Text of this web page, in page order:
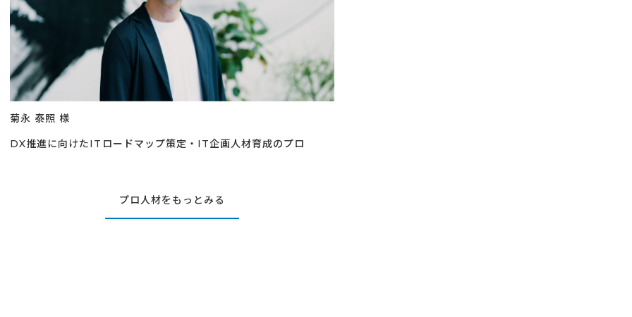
菊永 泰照 様
DX推進に向けたITロードマップ策定・IT企画人材育成のプロ
プロ人材をもっとみる